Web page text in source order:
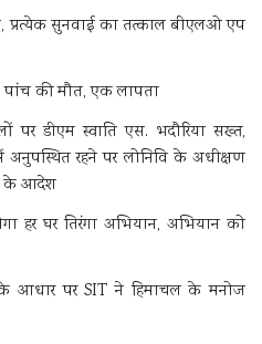
सुनवाई का तत्काल बीएलओ एप
पांच की मौत, एक लापता
डीएम स्वाति एस. भदौरिया सख्त,
अनुपस्थित रहने पर लोनिवि के अधीक्षण
के आदेश
हर घर तिरंगा अभियान, अभियान को
के आधार पर SIT ने हिमाचल के मनोज